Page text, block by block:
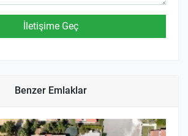
Benzer Emlaklar